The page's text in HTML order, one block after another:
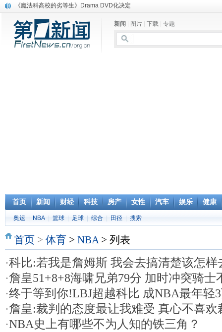
《魔法科高校的劣等生》Drama DVD化决定
消息称刘强东要求京东商城明年扭亏为盈
保健品也能吃出一身病? 康宝莱员工自揭多项家丑
煤价"跳水"电企利润"蹦高" 电煤联动亟待完善
新闻 图片 下载 专题
首页 新闻 财经 科技 房产 女性 汽车 娱乐 健康
奥运 NBA 篮球 足球 综合 田径 搜索
首页 > 体育 > NBA> 列表
·科比:若我是詹姆斯 我会去搞清楚该怎样
·詹皇51+8+8海啸兄弟79分 加时冲突骑士
·终于等到你!LBJ超越科比 成NBA最年轻
·詹皇:裁判的态度最让我难受 真心不喜欢
·NBA史上有哪些不为人知的铁三角？